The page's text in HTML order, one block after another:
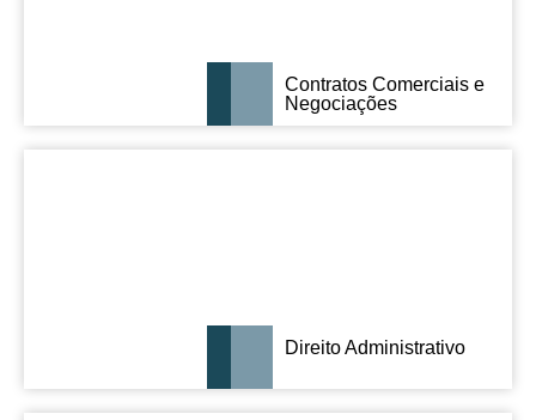
Contratos Comerciais e
Negociações
Direito Administrativo